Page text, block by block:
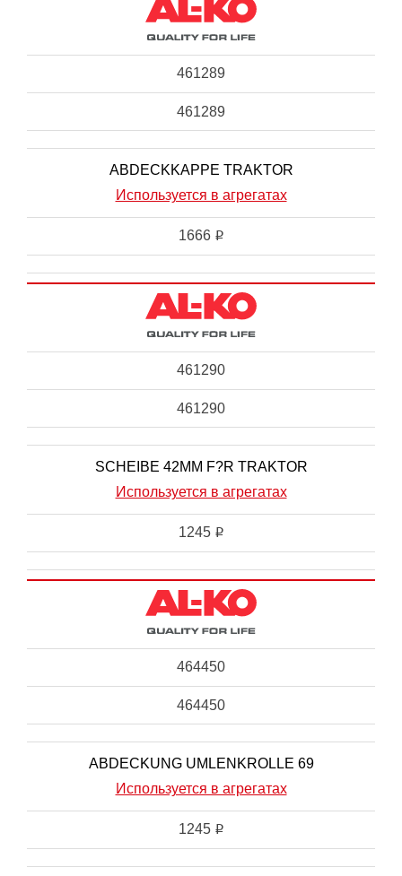
461289
461289
ABDECKKAPPE TRAKTOR
Используется в агрегатах
1666 i
461290
461290
SCHEIBE 42MM F?R TRAKTOR
Используется в агрегатах
1245 i
464450
464450
ABDECKUNG UMLENKROLLE 69
Используется в агрегатах
1245 i